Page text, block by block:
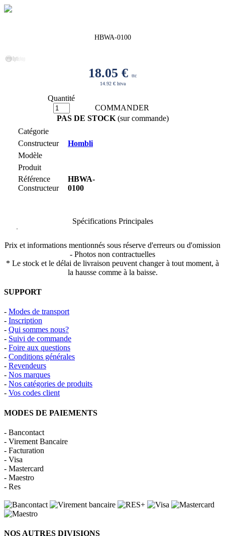
HBWA-0100
18.05 €
ttc
14.92 € htva
Quantité
COMMANDER
PAS DE STOCK(sur commande)
Catégorie
Constructeur
Hombli
Modèle
Produit
Référence
Constructeur
HBWA-
0100
Spécifications Principales
Prix et informations mentionnés sous réserve d'erreurs ou d'omission
- Photos non contractuelles
* Le stock et le délai de livraison peuvent changer à tout moment, à
la hausse comme à la baisse.
SUPPORT
- Modes de transport
- Inscription
- Qui sommes nous?
- Suivi de commande
- Foire aux questions
- Conditions générales
- Revendeurs
- Nos marques
- Nos catégories de produits
- Vos codes client
MODES DE PAIEMENTS
- Bancontact
- Virement Bancaire
- Facturation
- Visa
- Mastercard
- Maestro
- Res
NOS AUTRES DIVISIONS